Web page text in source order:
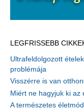
LEGFRISSEBB
Ultrafeldolgozott
problémája
Visszérre is van
Miért ne hagyjuk ki az
A természetes